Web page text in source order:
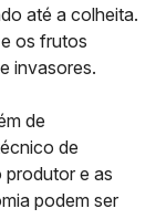
até a colheita.
os frutos
invasores.
de
de
produtor e as
podem ser